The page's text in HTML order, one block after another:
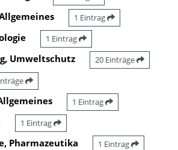
1 Eintrag
1 Eintrag
Umweltschutz 20 Einträge
1 Eintrag
1 Eintrag
Pharmazeutika 1 Eintrag